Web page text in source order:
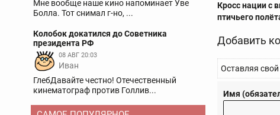
Мне вообще наше кино напоминает Уве
Болла. Тот снимал г-но, ...
Колобок докатился до Советника
президента РФ
08 АВГ 20:03
Иван
ГлебДавайте честно! Отечественный
кинематограф против Голлив...
Кросс нации с
птичьего
Добавить
Оставляя
Имя